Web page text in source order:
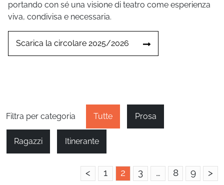
portando con sé una visione di teatro come esperienza
viva, condivisa e necessaria.
Scarica la circolare 2025/2026
Filtra per categoria Tutte Prosa
Ragazzi Itinerante
< 1 2 3 … 8 9 >